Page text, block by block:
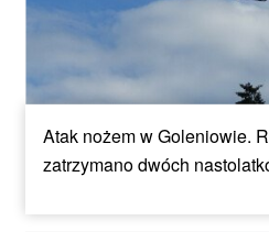
Atak nożem w Goleniowie.
zatrzymano dwóch